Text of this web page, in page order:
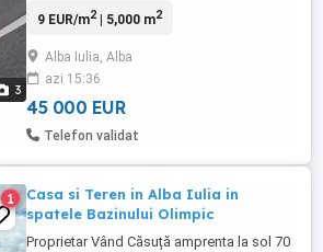
3
DJ 107C, 5000 mp. Apa și curentul la
9 EUR/m2| 5,000 m2
Alba Iulia, Alba
azi 15:36
45 000 EUR
Telefon validat
1
Casa si Teren in Alba Iulia in
spatele Bazinului Olimpic
Proprietar Vând Căsuță amprenta la sol 70